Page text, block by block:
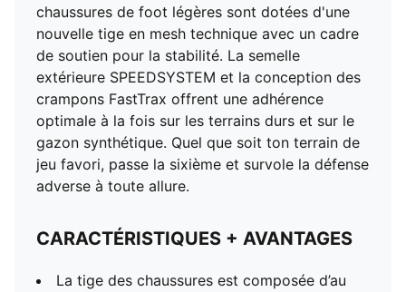
chaussures de foot légères sont dotées d'une
nouvelle tige en mesh technique avec un cadre
de soutien pour la stabilité. La semelle
extérieure SPEEDSYSTEM et la conception des
crampons FastTrax offrent une adhérence
optimale à la fois sur les terrains durs et sur le
gazon synthétique. Quel que soit ton terrain de
jeu favori, passe la sixième et survole la défense
adverse à toute allure.
CARACTÉRISTIQUES + AVANTAGES
La tige des chaussures est composée d’au